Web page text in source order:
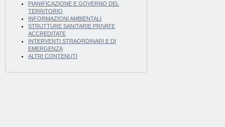
PIANIFICAZIONE E GOVERNO DEL
TERRITORIO
INFORMAZIONI AMBIENTALI
STRUTTURE SANITARIE PRIVATE
ACCREDITATE
INTERVENTI STRAORDINARI E DI
EMERGENZA
ALTRI CONTENUTI